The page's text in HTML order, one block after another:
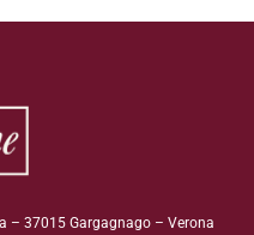
– 37015 Gargagnago – Verona